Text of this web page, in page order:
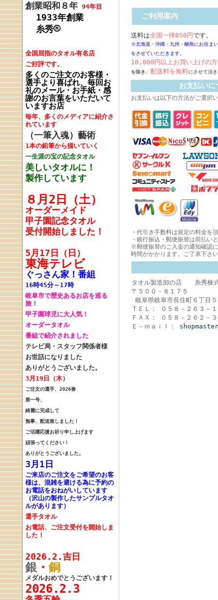
創業昭和８年 94年目
1933年創業
糸秀®
全国屈指のタオル有名店
ご好評です。
多くのご注文のお客様・
選手より喜ばれ、毎回 お
礼のメール・お手紙・感
謝のお言葉をいただいて
いますお店
毎年、多くのメディアに紹介さ
れています
（一筆入魂）藝術
1本の鉛筆から描いていく
一生涯の宝の記念タオル
美しいタオルに！
製作しています
８月2日（土）
オーダーメイド
甲子園記念タオル
受付開始しました！
5月17日（日）
東海テレビ
ぐっさん家！番組
16時45分～17時
岐阜市で歴史あるお店を巡る
旅！
甲子園球児に大人気！
オーダータオル
番組で紹介されました
テレビ局・スタッフ関係者様
お世話になりました
ありがとうございました。
3月19日（木）
ご注文の選手、 2026春
第一号、
綺麗に完成して
無事、配送致しました！
ご活躍応援お祈り申し上げます
頑張ってください！
ありがとうございました。
3月1日
ご来店のご注文をご希望のお客
様は、混雑を避ける為に予約の
お電話をおねがいしています
（沢山の製作したサンプルタオ
ルがあります）
選手タオル
お電話、ご注文受付を開始しま
した！
2026.2.吉日
銀 ・ 銅
メダルおめでとうございます！
2026.2.3
ご利用案内
送料は全国一律850円です。
※北海道・沖縄・九州・離島にお住ま
をさせていただきます。
10,000円以上お買い上げの方
を除き、 配送料を無料にさせて頂
お支払いに
お支払いは以下の方法がご選択
・代引き手数料は規定の料金を
・銀行振込・郵便振替は前払い
※郵便振替のご入金の通知確認
時間がかかります。ご了承下さ
タオル製造卸の店 糸秀株
〒５００－８１７５
岐阜県岐阜市長住町６丁目
ＴＥＬ： ０５８－２６３－
ＦＡＸ： ０５８－２６２－
Ｅ－ｍａｉｌ：